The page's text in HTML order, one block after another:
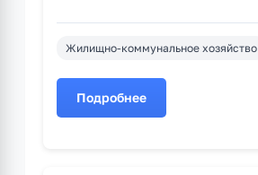
Жилищно-коммунальное хозяйство
Подробнее
о